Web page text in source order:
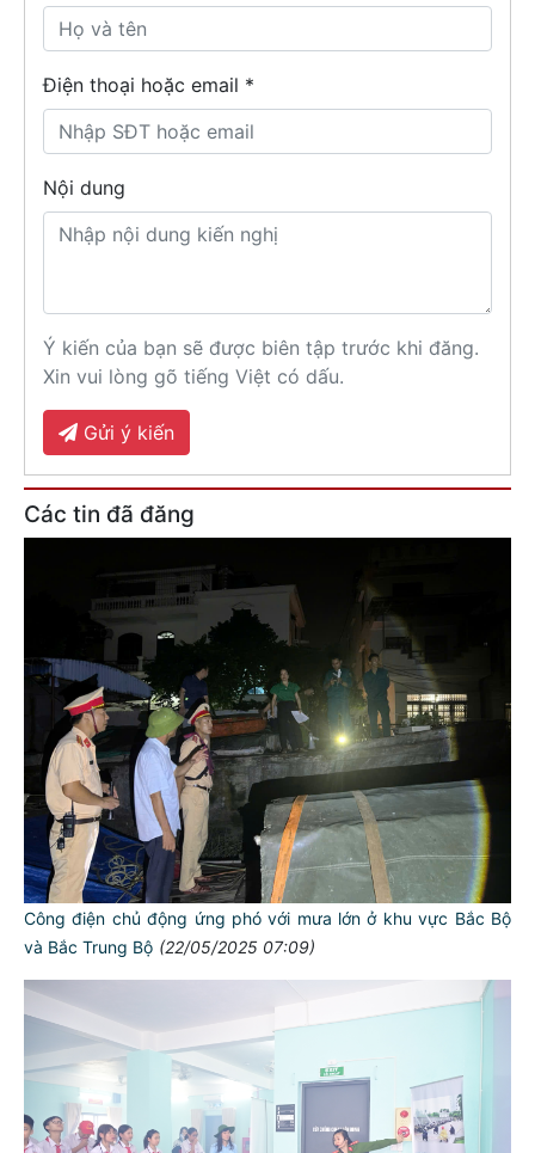
Điện thoại hoặc email *
Nội dung
Ý kiến của bạn sẽ được biên tập trước khi đăng.
Xin vui lòng gõ tiếng Việt có dấu.
Gửi ý kiến
Các tin đã đăng
Công điện chủ động ứng phó với mưa lớn ở khu vực Bắc Bộ
và Bắc Trung Bộ (22/05/2025 07:09)